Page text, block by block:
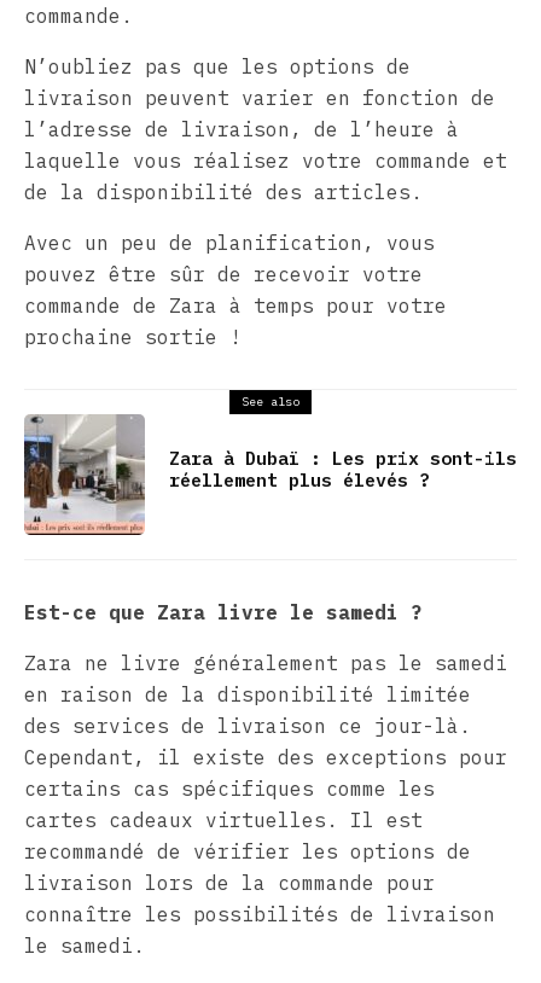
commande.
N’oubliez pas que les options de
livraison peuvent varier en fonction de
l’adresse de livraison, de l’heure à
laquelle vous réalisez votre commande et
de la disponibilité des articles.
Avec un peu de planification, vous
pouvez être sûr de recevoir votre
commande de Zara à temps pour votre
prochaine sortie !
See also
Zara à Dubaï : Les prix sont-ils
réellement plus élevés ?
Est-ce que Zara livre le samedi ?
Zara ne livre généralement pas le samedi
en raison de la disponibilité limitée
des services de livraison ce jour-là.
Cependant, il existe des exceptions pour
certains cas spécifiques comme les
cartes cadeaux virtuelles. Il est
recommandé de vérifier les options de
livraison lors de la commande pour
connaître les possibilités de livraison
le samedi.